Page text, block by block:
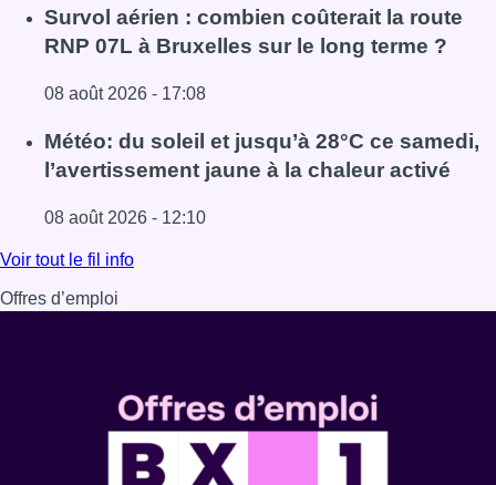
Lire l'article 718e plantation du Meyboom : ce qu’il faut
Survol aérien : combien coûterait la route
RNP 07L à Bruxelles sur le long terme ?
08 août 2026 - 17:08
Lire l'article Survol aérien : combien coûterait la route
Météo: du soleil et jusqu’à 28°C ce samedi,
l’avertissement jaune à la chaleur activé
08 août 2026 - 12:10
Lire l'article Météo: du soleil et jusqu’à 28°C ce samedi,
Voir tout le fil info
Offres d’emploi